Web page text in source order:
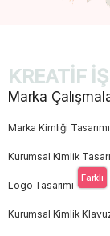
KREATİF
Marka
Marka Kimliği Tasarımı
Kurumsal Kimlik
Logo Tasarımı
Farklı
Kurumsal Kimlik